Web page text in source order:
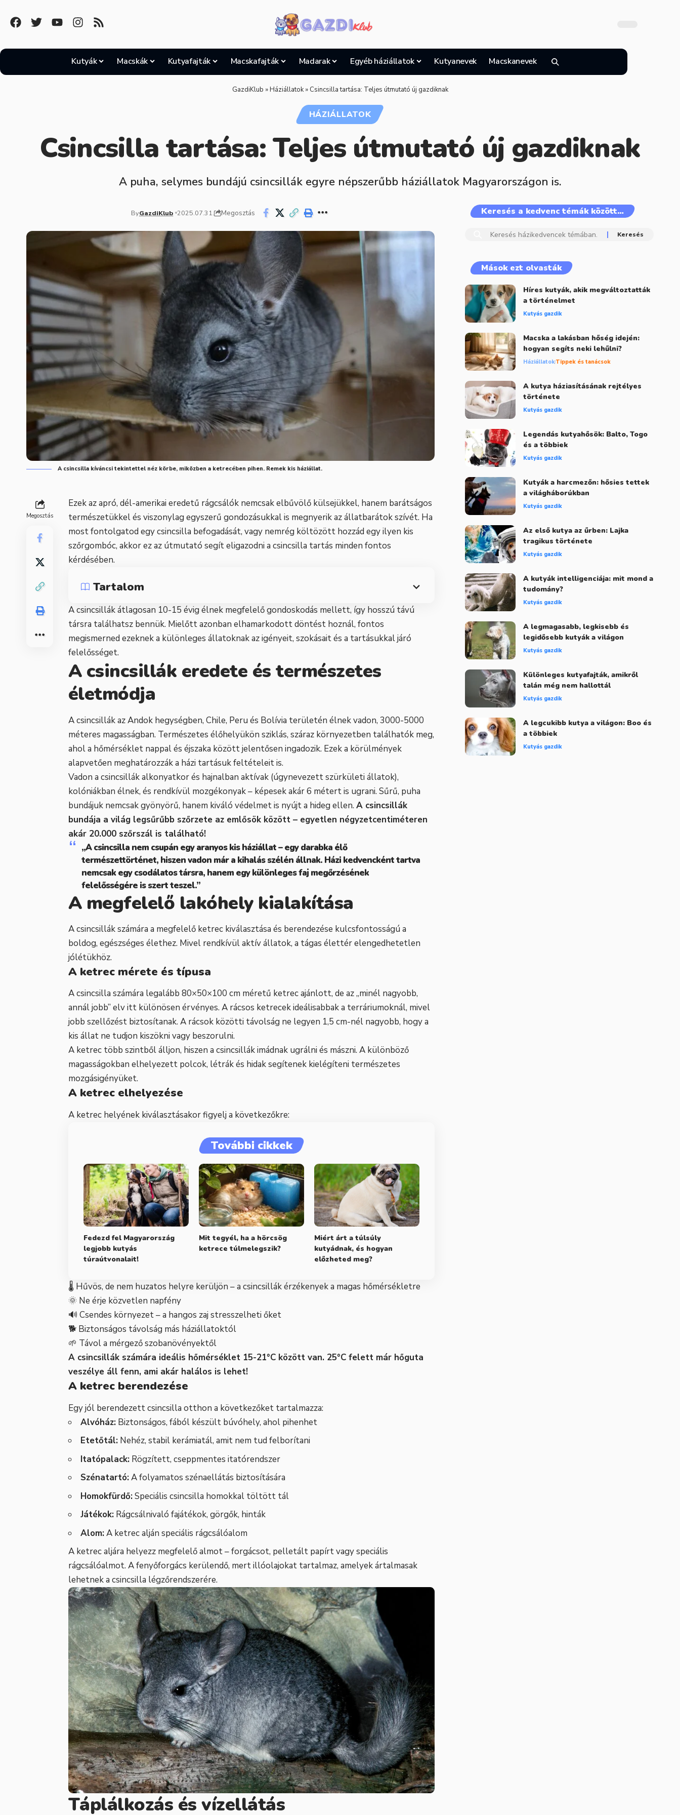
Kutyák Macskák Kutyafajták Macskafajták Madarak Egyéb háziállatok Kutyanevek Macskanevek
GazdiKlub »Háziállatok» Csincsilla tartása: Teljes útmutató új gazdiknak
HÁZIÁLLATOK
Csincsilla tartása: Teljes útmutató új gazdiknak
A puha, selymes bundájú csincsillák egyre népszerűbb háziállatok Magyarországon is.
ByGazdiKlub 2025.07.31. Megosztás
A csincsilla kíváncsi tekintettel néz körbe, miközben a ketrecében pihen. Remek kis háziállat.
Megosztás
Ezek az apró, dél-amerikai eredetű rágcsálók nemcsak elbűvölő külsejükkel, hanem barátságos
természetükkel és viszonylag egyszerű gondozásukkal is megnyerik az állatbarátok szívét. Ha
most fontolgatod egy csincsilla befogadását, vagy nemrég költözött hozzád egy ilyen kis
szőrgombóc, akkor ez az útmutató segít eligazodni a csincsilla tartás minden fontos
kérdésében.
Tartalom
A csincsillák átlagosan 10-15 évig élnek megfelelő gondoskodás mellett, így hosszú távú
társra találhatsz bennük. Mielőtt azonban elhamarkodott döntést hoznál, fontos
megismerned ezeknek a különleges állatoknak az igényeit, szokásait és a tartásukkal járó
felelősséget.
A csincsillák eredete és természetes
életmódja
A csincsillák az Andok hegységben, Chile, Peru és Bolívia területén élnek vadon, 3000-5000
méteres magasságban. Természetes élőhelyükön sziklás, száraz környezetben találhatók meg,
ahol a hőmérséklet nappal és éjszaka között jelentősen ingadozik. Ezek a körülmények
alapvetően meghatározzák a házi tartásuk feltételeit is.
Vadon a csincsillák alkonyatkor és hajnalban aktívak (úgynevezett szürkületi állatok),
kolóniákban élnek, és rendkívül mozgékonyak – képesek akár 6 métert is ugrani. Sűrű, puha
bundájuk nemcsak gyönyörű, hanem kiváló védelmet is nyújt a hideg ellen.A csincsillák
bundája a világ legsűrűbb szőrzete az emlősök között – egyetlen négyzetcentiméteren
akár 20.000 szőrszál is található!
„A csincsilla nem csupán egy aranyos kis háziállat – egy darabka élő
természettörténet, hiszen vadon már a kihalás szélén állnak. Házi kedvencként tartva
nemcsak egy csodálatos társra, hanem egy különleges faj megőrzésének
felelősségére is szert teszel.”
A megfelelő lakóhely kialakítása
A csincsillák számára a megfelelő ketrec kiválasztása és berendezése kulcsfontosságú a
boldog, egészséges élethez. Mivel rendkívül aktív állatok, a tágas élettér elengedhetetlen
jólétükhöz.
A ketrec mérete és típusa
A csincsilla számára legalább 80×50×100 cm méretű ketrec ajánlott, de az „minél nagyobb,
annál jobb” elv itt különösen érvényes. A rácsos ketrecek ideálisabbak a terráriumoknál, mivel
jobb szellőzést biztosítanak. A rácsok közötti távolság ne legyen 1,5 cm-nél nagyobb, hogy a
kis állat ne tudjon kiszökni vagy beszorulni.
A ketrec több szintből álljon, hiszen a csincsillák imádnak ugrálni és mászni. A különböző
magasságokban elhelyezett polcok, létrák és hidak segítenek kielégíteni természetes
mozgásigényüket.
A ketrec elhelyezése
A ketrec helyének kiválasztásakor figyelj a következőkre:
További cikkek
Fedezd fel Magyarország
legjobb kutyás
túraútvonalait!
Mit tegyél, ha a hörcsög
ketrece túlmelegszik?
Miért árt a túlsúly
kutyádnak, és hogyan
előzheted meg?
🌡️ Hűvös, de nem huzatos helyre kerüljön – a csincsillák érzékenyek a magas hőmérsékletre
🌞 Ne érje közvetlen napfény
🔊 Csendes környezet – a hangos zaj stresszelheti őket
🐕 Biztonságos távolság más háziállatoktól
🌱 Távol a mérgező szobanövényektől
A csincsillák számára ideális hőmérséklet 15-21°C között van. 25°C felett már hőguta
veszélye áll fenn, ami akár halálos is lehet!
A ketrec berendezése
Egy jól berendezett csincsilla otthon a következőket tartalmazza:
Alvóház: Biztonságos, fából készült búvóhely, ahol pihenhet
Etetőtál: Nehéz, stabil kerámiatál, amit nem tud felborítani
Itatópalack: Rögzített, cseppmentes itatórendszer
Szénatartó:A folyamatos szénaellátás biztosítására
Homokfürdő:Speciális csincsilla homokkal töltött tál
Játékok: Rágcsálnivaló fajátékok, görgők, hinták
Alom:A ketrec alján speciális rágcsálóalom
A ketrec aljára helyezz megfelelő almot – forgácsot, pelletált papírt vagy speciális
rágcsálóalmot. A fenyőforgács kerülendő, mert illóolajokat tartalmaz, amelyek ártalmasak
lehetnek a csincsilla légzőrendszerére.
Táplálkozás és vízellátás
Keresés a kedvenc témák között…
Mások ezt olvasták
Híres kutyák, akik megváltoztatták
a történelmet
Kutyás gazdik
Macska a lakásban hőség idején:
hogyan segíts neki lehűlni?
HáziállatokTippek és tanácsok
A kutya háziasításának rejtélyes
története
Kutyás gazdik
Legendás kutyahősök: Balto, Togo
és a többiek
Kutyás gazdik
Kutyák a harcmezőn: hősies tettek
a világháborúkban
Kutyás gazdik
Az első kutya az űrben: Lajka
tragikus története
Kutyás gazdik
A kutyák intelligenciája: mit mond a
tudomány?
Kutyás gazdik
A legmagasabb, legkisebb és
legidősebb kutyák a világon
Kutyás gazdik
Különleges kutyafajták, amikről
talán még nem hallottál
Kutyás gazdik
A legcukibb kutya a világon: Boo és
a többiek
Kutyás gazdik